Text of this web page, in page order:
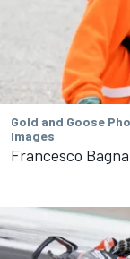
Gold and Goose
Images
Francesco